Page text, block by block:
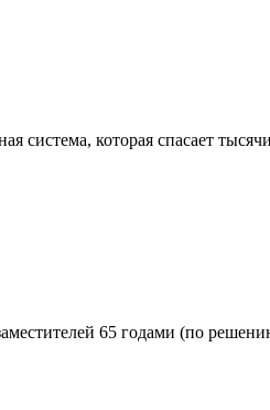
которая спасает
65 годами (по